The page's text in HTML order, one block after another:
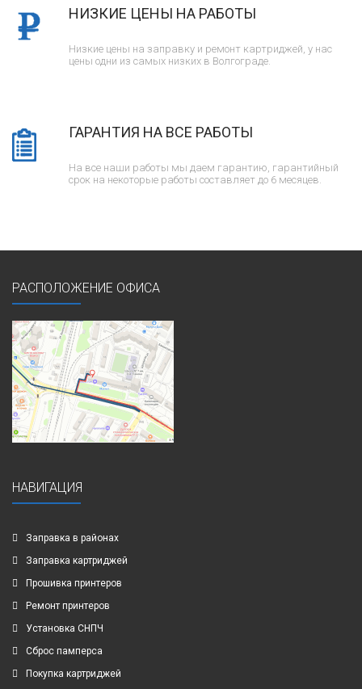
НИЗКИЕ ЦЕНЫ НА РАБОТЫ
Низкие цены на заправку и ремонт картриджей, у нас
цены одни из самых низких в Волгограде.
ГАРАНТИЯ НА ВСЕ РАБОТЫ
На все наши работы мы даем гарантию, гарантийный
срок на некоторые работы составляет до 6 месяцев.
РАСПОЛОЖЕНИЕ ОФИСА
НАВИГАЦИЯ
Заправка в районах
Заправка картриджей
Прошивка принтеров
Ремонт принтеров
Установка СНПЧ
Сброс памперса
Покупка картриджей